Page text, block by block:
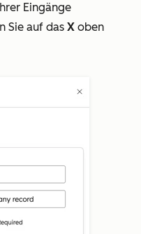
Eingänge
Sie auf das X oben